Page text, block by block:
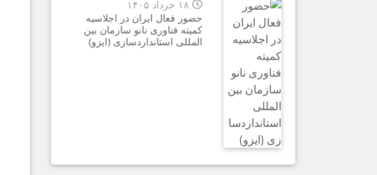
۱۸ خرداد ۱۴۰۵
حضور فعال ایران در اجلاسیه
کمیته فناوری نانو سازمان بین
المللی استانداردسازی (ایزو)